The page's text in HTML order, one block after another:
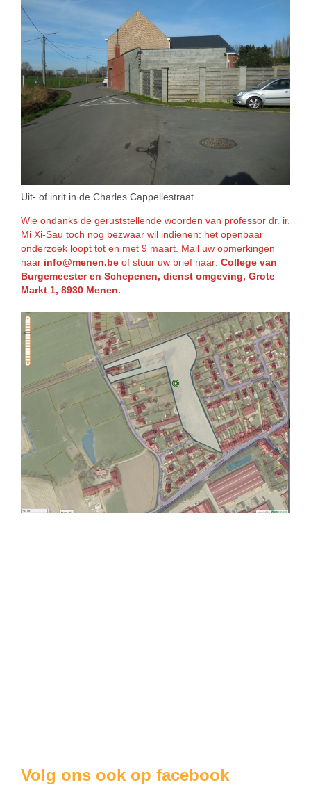
Uit- of inrit in de Charles Cappellestraat
Wie ondanks de geruststellende woorden van professor dr. ir.
Mi Xi-Sau toch nog bezwaar wil indienen: het openbaar
onderzoek loopt tot en met 9 maart. Mail uw opmerkingen
naar info@menen.be of stuur uw brief naar: College van
Burgemeester en Schepenen, dienst omgeving, Grote
Markt 1, 8930 Menen.
Volg ons ook op facebook